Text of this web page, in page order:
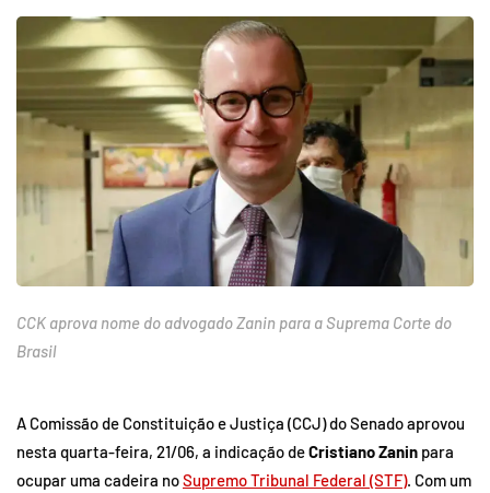
CCK aprova nome do advogado Zanin para a Suprema Corte do
Brasil
A Comissão de Constituição e Justiça (CCJ) do Senado aprovou
nesta quarta-feira, 21/06, a indicação deCristiano Zanin para
ocupar uma cadeira noSupremo Tribunal Federal (STF). Com um